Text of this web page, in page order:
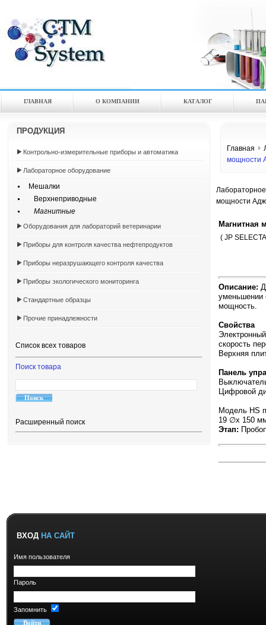
ГЛАВНАЯ О КОМПАНИИ КАТАЛOГ
ПРОДУКЦИЯ
Контрольно-измерительные приборы и автоматика
Лабораторное оборудование
Мешалки
Верхнеприводные
Магнитные
Оборудования для лабораторий ветеринарии
Приборы для контроля качества нефтепродуктов
Приборы неразрушающего контроля качества
Приборы экологического мониторинга
Стандартные образцы
Прочие принадлежности
Список всех товаров
Поиск товара
Расширенный поиск
Главная
мощности
мощности
Магнитная
( JP
Описание:
уменьшении
мощность.
Свойства
скорость
Верхняя
Панель
Цифровой
Модель HS
19 ∅x 150
Этап:
ВХОД НА САЙТ
Имя пользователя
Пароль
Запомнить